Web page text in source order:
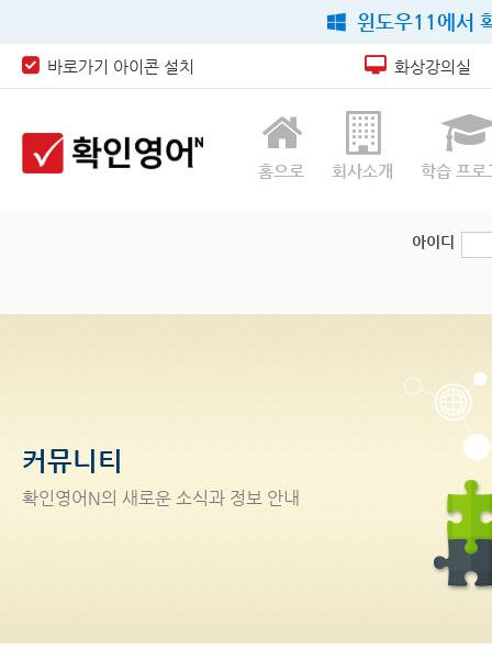
윈도우11에서
바로가기 아이콘 설치 화상강의실
홈으로 회사소개 학습 프로
아이디
커뮤니티
확인영어 N의 새로운 소식과 정보 안내